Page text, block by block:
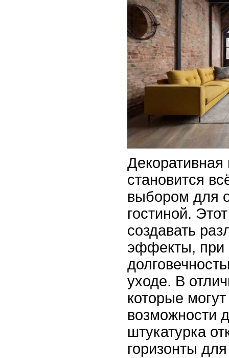
Декоративная
становится
выбором для
гостиной.
создавать
эффекты, при
уходе. В
которые
возможности
штукатурка
горизонты